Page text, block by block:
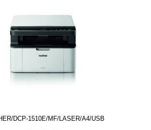
DCP-1510E/MF/LASER/A4/USB